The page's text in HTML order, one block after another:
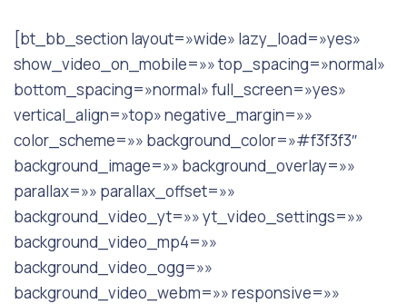
[bt_bb_section layout=»wide» lazy_load=»yes»
show_video_on_mobile=»» top_spacing=»normal»
bottom_spacing=»normal» full_screen=»yes»
vertical_align=»top» negative_margin=»»
color_scheme=»» background_color=»#f3f3f3″
background_image=»» background_overlay=»»
parallax=»» parallax_offset=»»
background_video_yt=»» yt_video_settings=»»
background_video_mp4=»»
background_video_ogg=»»
background_video_webm=»» responsive=»»